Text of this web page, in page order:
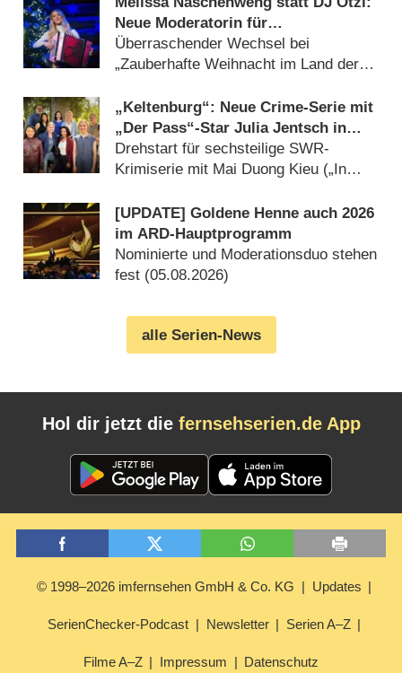
Neue Moderatorin für
Weihnachtsshow von ORF und BR
Überraschender Wechsel bei
„Zauberhafte Weihnacht im Land der
„Keltenburg“: Neue Crime-Serie mit
„Der Pass“-Star Julia Jentsch in
Arbeit
Drehstart für sechsteilige SWR-
Krimiserie mit Mai Duong Kieu („In
[UPDATE] Goldene Henne auch 2026
im ARD-Hauptprogramm
Nominierte und Moderationsduo stehen
fest (05.08.2026)
alle Serien-News
Hol dir jetzt die fernsehserien.de App
© 1998–2026 imfernsehen GmbH & Co. KG Updates
SerienChecker-Podcast Newsletter Serien A–Z
Filme A–Z Impressum Datenschutz